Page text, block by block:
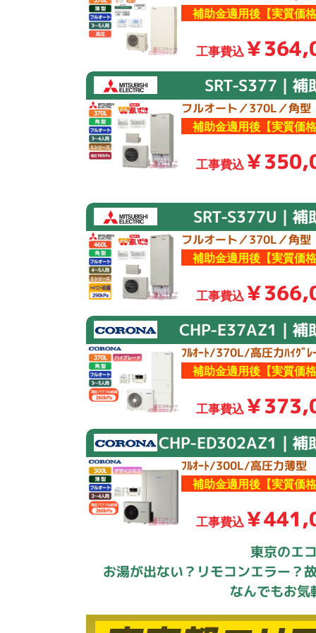
補助金適用後【実質価
工事費込￥
SRT-S377｜補
フルオート／370L／角型
補助金適用後【実質価
工事費込￥
SRT-S377U｜補
フルオート／370L／角型
補助金適用後【実質価
工事費込￥
CHP-E37AZ1｜補
ﾌﾙｵｰﾄ/370L/高圧力ﾊｲｸﾞﾚ
補助金適用後【実質価
工事費込￥
CHP-ED302AZ1｜補
ﾌﾙｵｰﾄ/300L/高圧力薄型
補助金適用後【実質価
工事費込￥
東京のエ
お湯が出ない？リモコンエラー？
なんでもお気